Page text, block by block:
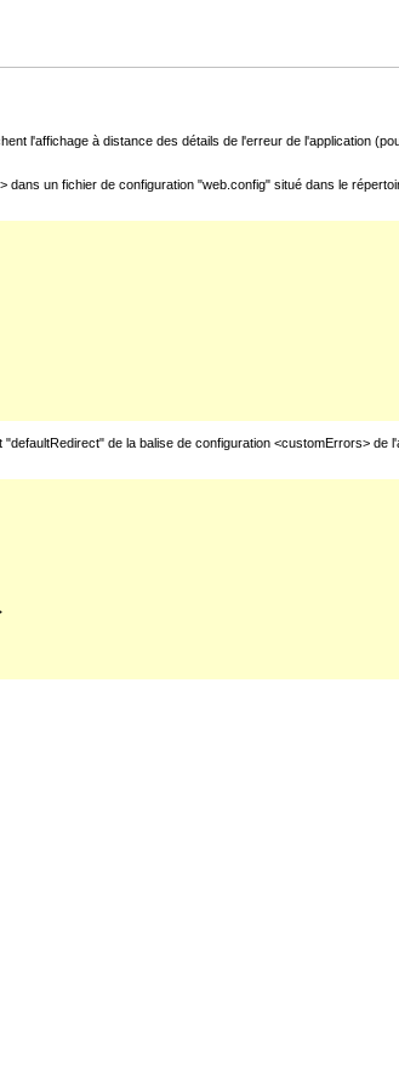
l'affichage à distance des détails de l'erreur de l'application
un fichier de configuration "web.config" situé dans le
de la balise de configuration <customErrors> de